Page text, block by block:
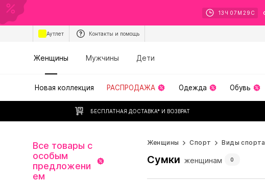
13 Ч 07 М 27 С
Аутлет Контакты и помощь
Женщины Мужчины Дети
Новая коллекция РАСПРОДАЖА Одежда Обувь
БЕСПЛАТНАЯ ДОСТАВКА* И ВОЗВРАТ
Все товары с
особым
предложени
ем
Женщины Спорт Виды спорта
Сумки женщинам 0